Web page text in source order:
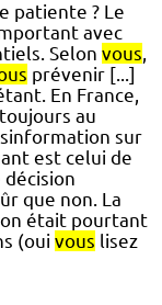
patiente ? Le
avec
Selon vous,
prévenir [...]
En France,
au
sur
est celui de
que non. La
était pourtant
(oui vous lisez